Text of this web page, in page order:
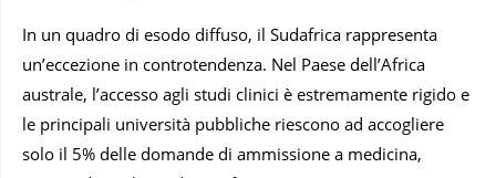
In un quadro di esodo diffuso, il Sudafrica rappresenta
un’eccezione in controtendenza. Nel Paese dell’Africa
australe, l’accesso agli studi clinici è estremamente rigido e
le principali università pubbliche riescono ad accogliere
solo il 5% delle domande di ammissione a medicina,